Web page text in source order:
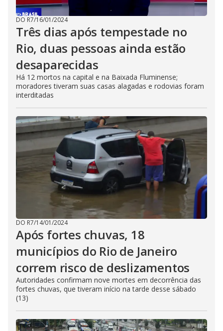
DO R7/16/01/2024
Três dias após tempestade no
Rio, duas pessoas ainda estão
desaparecidas
Há 12 mortos na capital e na Baixada Fluminense;
moradores tiveram suas casas alagadas e rodovias foram
interditadas
DO R7/14/01/2024
Após fortes chuvas, 18
municípios do Rio de Janeiro
correm risco de deslizamentos
Autoridades confirmam nove mortes em decorrência das
fortes chuvas, que tiveram início na tarde desse sábado
(13)